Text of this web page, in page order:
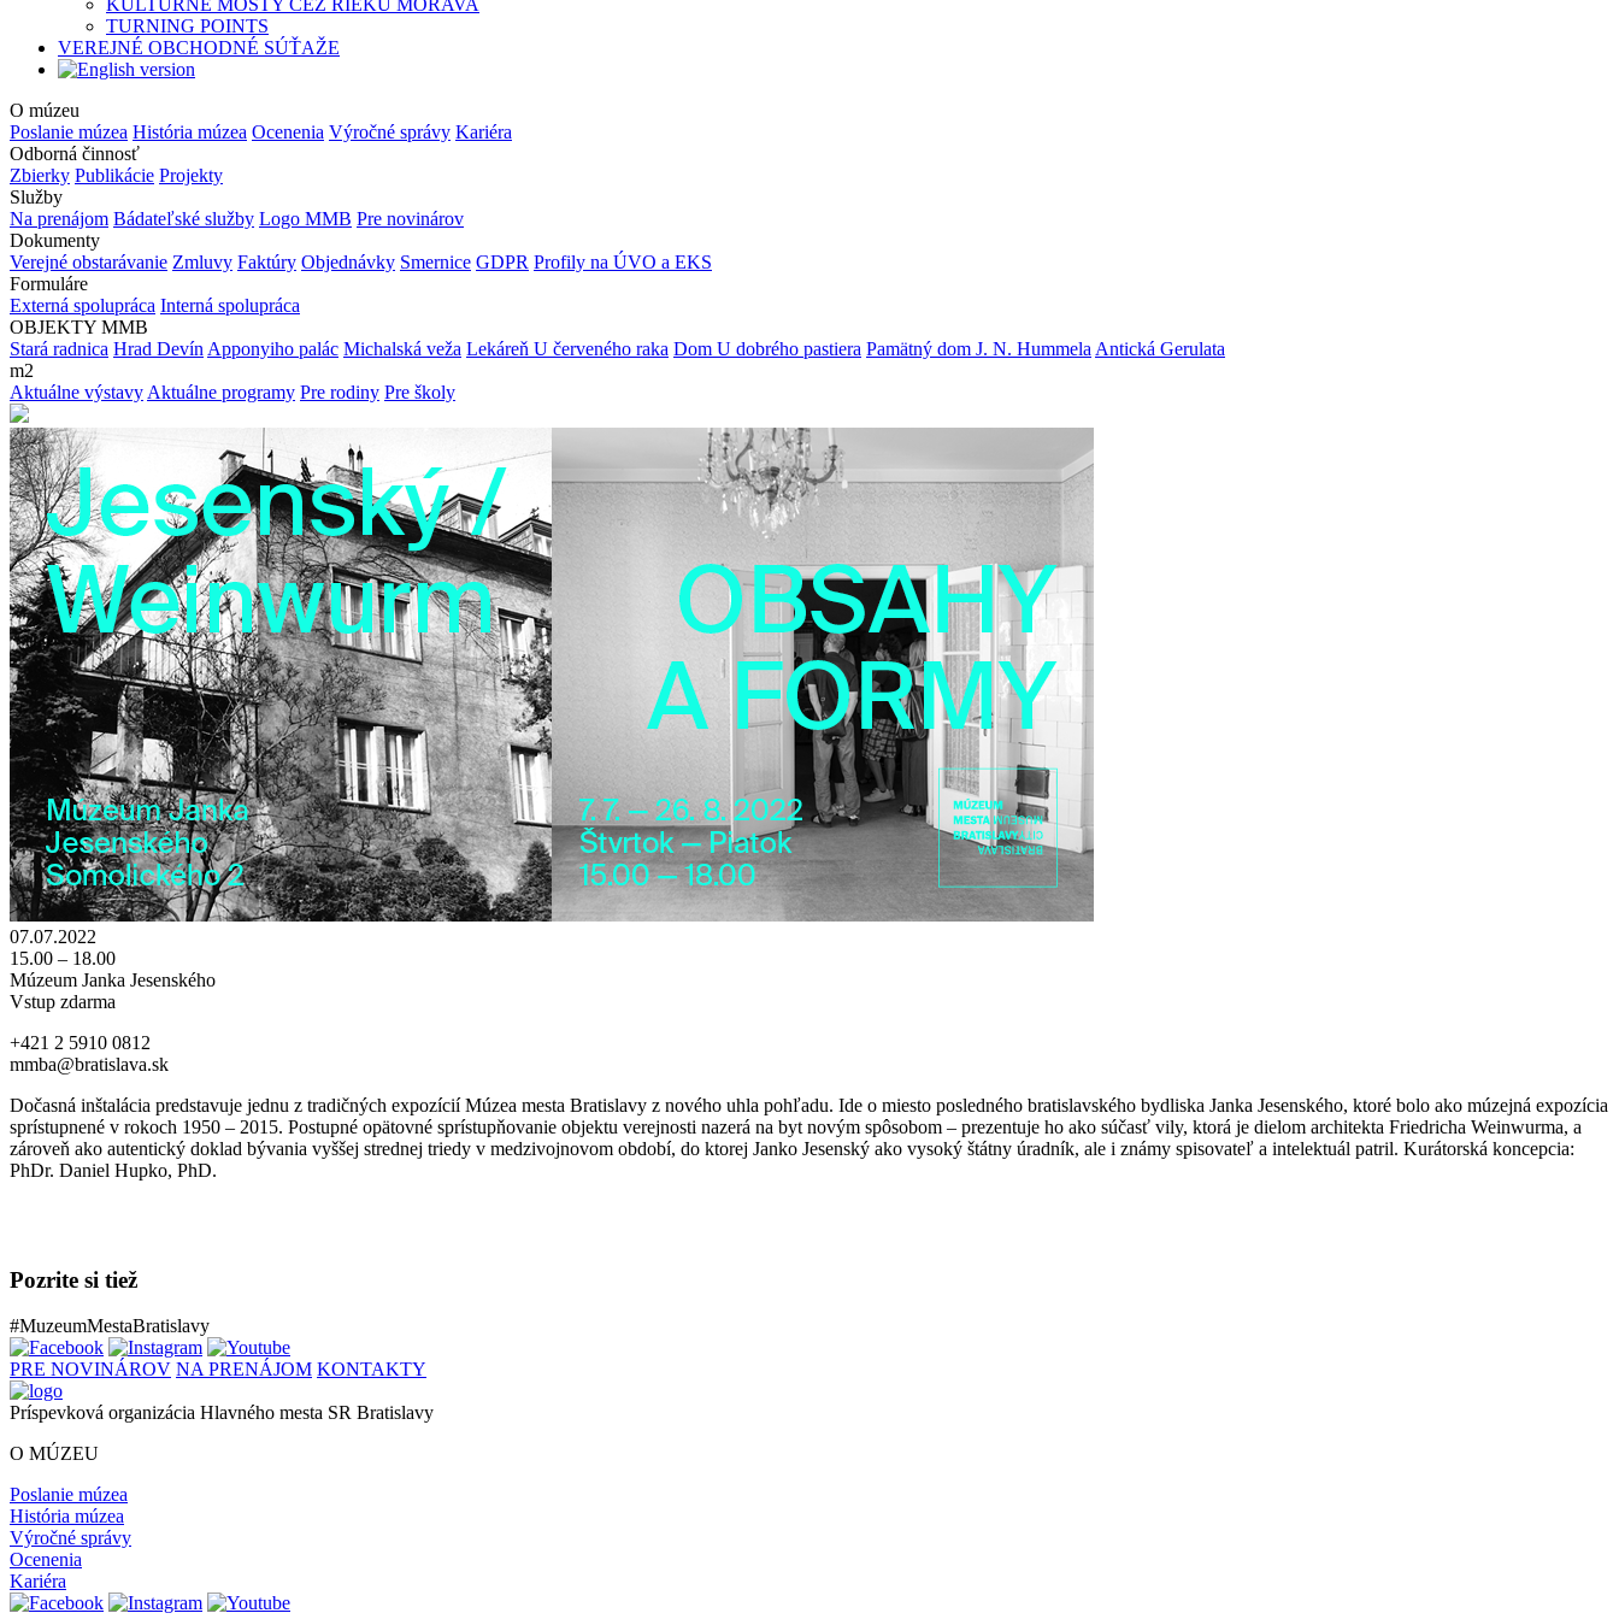
KULTÚRNE MOSTY CEZ RIEKU MORAVA
TURNING POINTS
VEREJNÉ OBCHODNÉ SÚŤAŽE
O múzeu
Poslanie múzea História múzea Ocenenia Výročné správy Kariéra
Odborná činnosť
Zbierky Publikácie Projekty
Služby
Na prenájom Bádateľské služby Logo MMB Pre novinárov
Dokumenty
Verejné obstarávanie Zmluvy Faktúry Objednávky Smernice GDPR Profily na ÚVO a EKS
Formuláre
Externá spolupráca Interná spolupráca
OBJEKTY MMB
Stará radnica Hrad Devín Apponyiho palác Michalská veža Lekáreň U červeného raka Dom U dobrého pastiera Pamätný dom J. N. Hummela Antická Gerulata
m2
Aktuálne výstavy Aktuálne programy Pre rodiny Pre školy
07.07.2022
15.00 – 18.00
Múzeum Janka Jesenského
Vstup zdarma
+421 2 5910 0812
mmba@bratislava.sk
Dočasná inštalácia predstavuje jednu z tradičných expozícií Múzea mesta Bratislavy z nového uhla pohľadu. Ide o miesto posledného bratislavského bydliska Janka Jesenského, ktoré bolo ako múzejná expozícia
sprístupnené v rokoch 1950 – 2015. Postupné opätovné sprístupňovanie objektu verejnosti nazerá na byt novým spôsobom – prezentuje ho ako súčasť vily, ktorá je dielom architekta Friedricha Weinwurma, a
zároveň ako autentický doklad bývania vyššej strednej triedy v medzivojnovom období, do ktorej Janko Jesenský ako vysoký štátny úradník, ale i známy spisovateľ a intelektuál patril. Kurátorská koncepcia:
PhDr. Daniel Hupko, PhD.
Pozrite si tiež
#MuzeumMestaBratislavy
PRE NOVINÁROV NA PRENÁJOM KONTAKTY
Príspevková organizácia Hlavného mesta SR Bratislavy
O MÚZEU
Poslanie múzea
História múzea
Výročné správy
Ocenenia
Kariéra